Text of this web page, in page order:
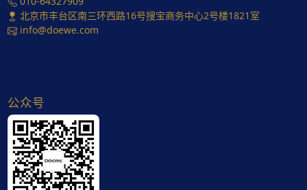
北京市丰台区南三环西路16号搜宝商务中心2号楼1821室
info@doewe.com
公众号